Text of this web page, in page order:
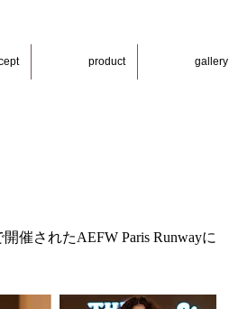
product gallery
催されたAEFW Paris Runwayに